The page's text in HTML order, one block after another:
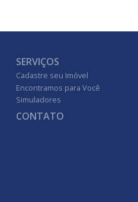
SERVIÇOS
Cadastre seu Imóvel
Encontramos para Você
Simuladores
CONTATO